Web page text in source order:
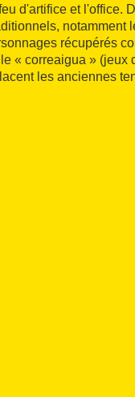
d'artifice et l'office.
notamment
récupérés
« correaigua » (jeux
les anciennes